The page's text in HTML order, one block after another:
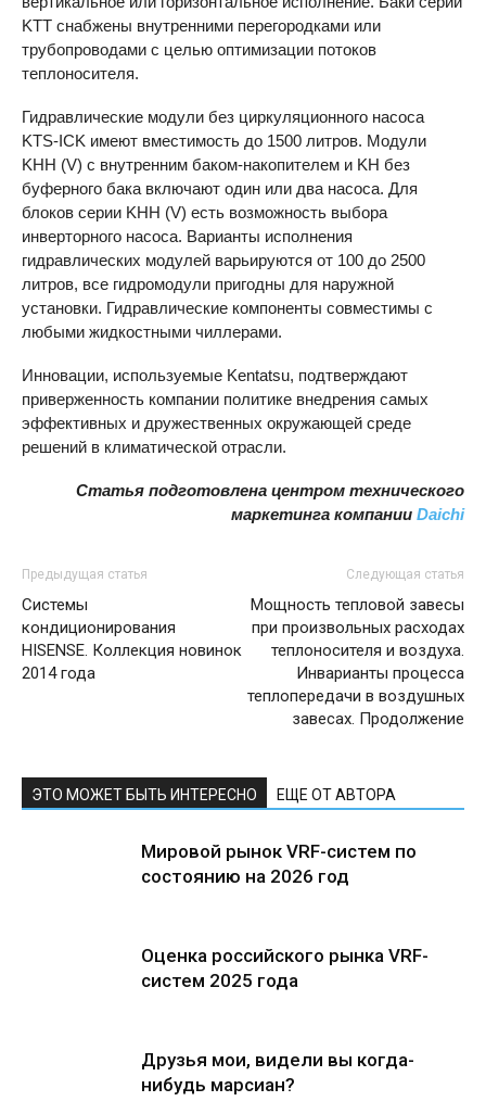
KTT снабжены внутренними перегородками или
трубопроводами с целью оптимизации потоков
теплоносителя.
Гидравлические модули без циркуляционного насоса
KTS-ICK имеют вместимость до 1500 литров. Модули
KHH (V) с внутренним баком-накопителем и KH без
буферного бака включают один или два насоса. Для
блоков серии KHH (V) есть возможность выбора
инверторного насоса. Варианты исполнения
гидравлических модулей варьируются от 100 до 2500
литров, все гидромодули пригодны для наружной
установки. Гидравлические компоненты совместимы с
любыми жидкостными чиллерами.
Инновации, используемые Kentatsu, подтверждают
приверженность компании политике внедрения самых
эффективных и дружественных окружающей среде
решений в климатической отрасли.
Статья подготовлена центром технического
маркетинга компании Daichi
Предыдущая статья
Системы
кондиционирования
HISENSE. Коллекция новинок
2014 года
Следующая статья
Мощность тепловой завесы
при произвольных расходах
теплоносителя и воздуха.
Инварианты процесса
теплопередачи в воздушных
завесах. Продолжение
ЭТО МОЖЕТ БЫТЬ ИНТЕРЕСНО ЕЩЕ ОТ АВТОРА
Мировой рынок VRF-систем по
состоянию на 2026 год
Оценка российского рынка VRF-
систем 2025 года
Друзья мои, видели вы когда-
нибудь марсиан?